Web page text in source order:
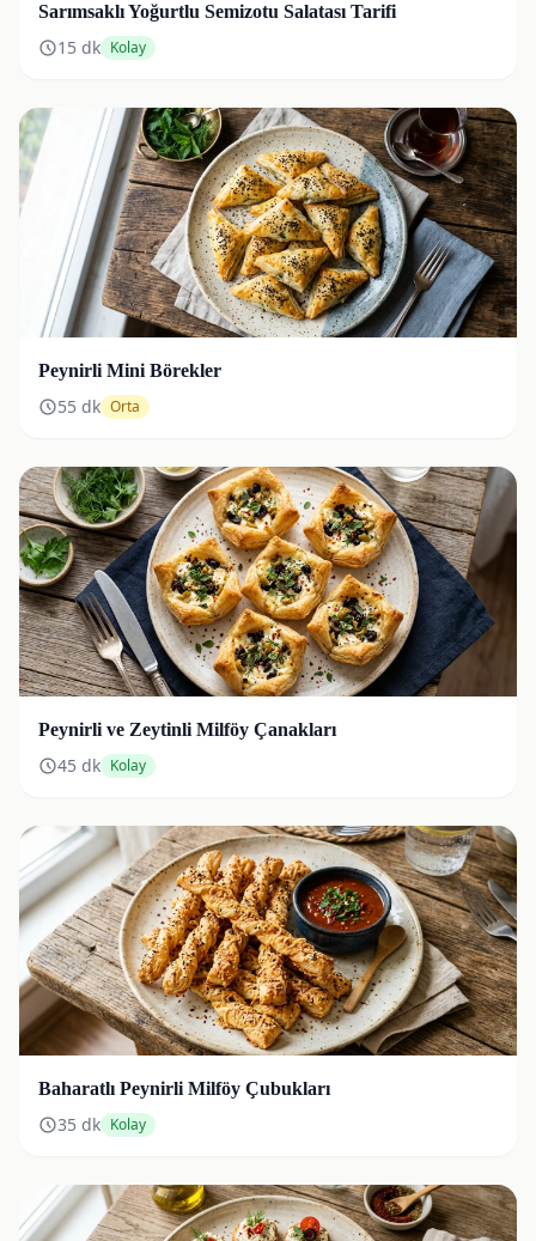
Sarımsaklı Yoğurtlu Semizotu Salatası Tarifi
15 dk Kolay
Peynirli Mini Börekler
55 dk Orta
Peynirli ve Zeytinli Milföy Çanakları
45 dk Kolay
Baharatlı Peynirli Milföy Çubukları
35 dk Kolay